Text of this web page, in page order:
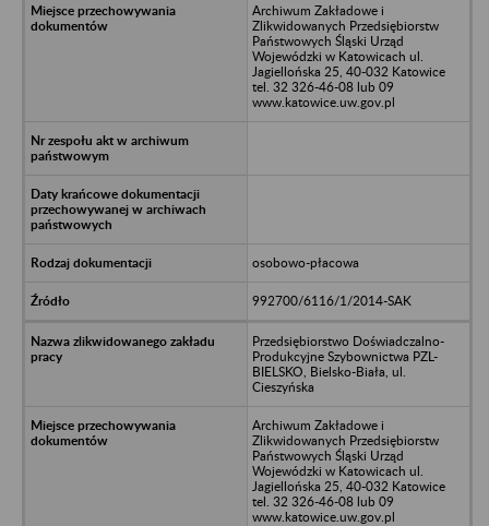
Archiwum Zakładowe i
Zlikwidowanych Przedsiębiorstw
Państwowych Śląski Urząd
Wojewódzki w Katowicach ul.
Jagiellońska 25, 40-032 Katowice
tel. 32 326-46-08 lub 09
www.katowice.uw.gov.pl
osobowo-płacowa
992700/6116/1/2014-SAK
Przedsiębiorstwo Doświadczalno-
Produkcyjne Szybownictwa PZL-
BIELSKO, Bielsko-Biała, ul.
Cieszyńska
Archiwum Zakładowe i
Zlikwidowanych Przedsiębiorstw
Państwowych Śląski Urząd
Wojewódzki w Katowicach ul.
Jagiellońska 25, 40-032 Katowice
tel. 32 326-46-08 lub 09
www.katowice.uw.gov.pl